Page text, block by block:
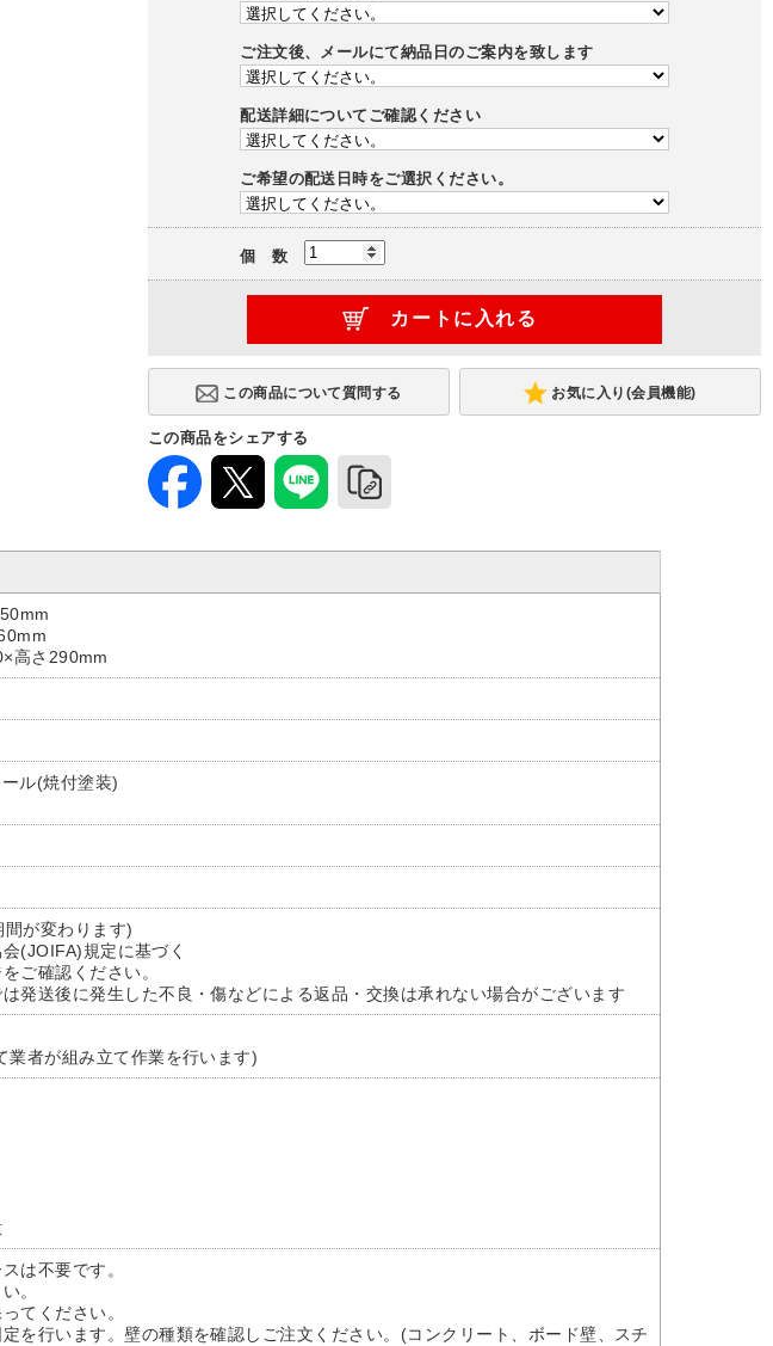
ご注文後、メールにて納品日のご案内を致します
配送詳細についてご確認ください
ご希望の配送日時をご選択ください。
個 数
お気に入り(会員機能)
この商品をシェアする
高さ290mm
ル(焼付塗装)
が変わります)
(JOIFA)規定に基づく
ご確認ください。
発送後に発生した不良・傷などによる返品・交換は承れない場合がございます
者が組み立て作業を行います)
は不要です。
。
てください。
を行います。壁の種類を確認しご注文ください。(コンクリート、ボード壁、スチ